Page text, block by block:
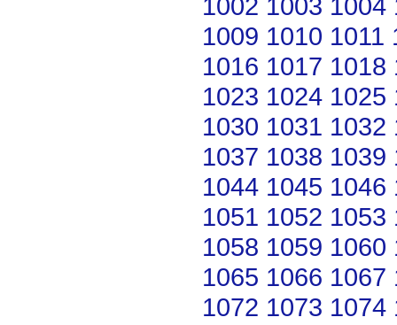
1009 1010 1011
1016 1017 1018
1023 1024 1025
1030 1031 1032
1037 1038 1039
1044 1045 1046
1051 1052 1053
1058 1059 1060
1065 1066 1067
1072 1073 1074